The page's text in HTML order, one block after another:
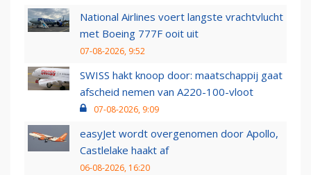
National Airlines voert langste vrachtvlucht
met Boeing 777F ooit uit
07-08-2026, 9:52
SWISS hakt knoop door: maatschappij gaat
afscheid nemen van A220-100-vloot
07-08-2026, 9:09
easyJet wordt overgenomen door Apollo,
Castlelake haakt af
06-08-2026, 16:20